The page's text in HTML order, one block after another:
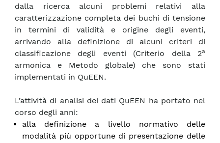
dalla ricerca alcuni problemi relativi alla
caratterizzazione completa dei buchi di tensione
in termini di validità e origine degli eventi,
arrivando alla definizione di alcuni criteri di
classificazione degli eventi (Criterio della 2a
armonica e Metodo globale) che sono stati
implementati in QuEEN.
L’attività di analisi dei dati QuEEN ha portato nel
corso degli anni:
alla definizione a livello normativo delle
modalità più opportune di presentazione delle